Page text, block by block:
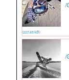
/
(227.65 kB)
/